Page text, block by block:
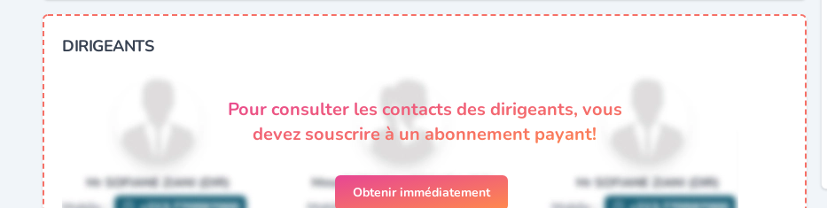
DIRIGEANTS
Pour consulter les contacts des dirigeants, vous
devez souscrire à un abonnement payant!
Obtenir immédiatement